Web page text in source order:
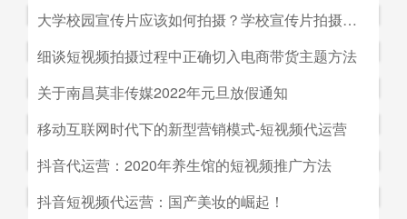
而事实上，正是因为公司规模小，才需要通过一个企业形象
片的包装，给经销商客户等以信心。
何选择抖音代运营公司呢，首先我们要先了解抖音代运营的
主要工作有哪些，抖音代运营公司会帮助我们做什么，什么
是我们自己做不到的，随着抖音的流行，抖音代运营的发展
前景是非常好的。
直播+短视频，新模式新机遇，南昌莫非传媒全域营销平台
会对市场营销造成深远的影响，引领企业走向下一场变革。
2G时代，消费者实现了通讯的自由；3G时代，视频通话和
移动数据技术的兴起推动了智能手机的发展；到了4G技术
的普及，成为了视频流媒体、移动应用和程序化广告发展的
信息的接收已经从图文时代转向了视听时代，而营销方式也
从单一的PC搜索引擎向多媒体、多领域转移，短视频、直
大学校园宣传片应该如何拍摄？学校宣传片拍摄出来有哪些作用？
大学校园宣传片应该如何拍摄？学校宣传片拍摄出来有哪些
始陆续的展开，而为了配合更好的招生进行学校文化建设，
都会拍摄一些大学宣传片来吸引更多学生，进而达到校园招
生的目的。那么，大学宣传片如何拍摄呢？有哪些作用？下
面小编就来为大家简单介绍一下。
细谈短视频拍摄过程中正确切入电商带货主题方法
细谈短视频拍摄过程中正确切入电商带货主题方法。短视频
一是创建自己的个人IP品牌,比如李子柒；二是创建代表生
活方式的品牌, 比如“一条”。前者就是基于达人的影响力创
建品牌,以IP名为品牌名,以达人为 品牌背书,这种模式其实更
像粉丝经济。普通用户受短视频内容的吸引 成为达人的粉
关于南昌莫非传媒2022年元旦放假通知
关于南昌莫非传媒2022年元旦放假通知.元旦：1月1日（星
月4日（星期二）上班。在此期间，如果您有需要我们提供
服务的地方可直接在网站留言板块进行留言，上班后，我们
会及时回复；如有紧急事项可拨打0791-88196636进行咨
移动互联网时代下的新型营销模式-短视频代运营
移动互联网时代下的新型营销模式-短视频代运营。创意营
的含义发生了新的变化，是以创意表达的内容为连接的、以
抖音代运营：2020年养生馆的短视频推广方法
抖音代运营：2020年养生馆的短视频推广方法.南昌莫非文
抖音短视频代运营：国产美妆的崛起！